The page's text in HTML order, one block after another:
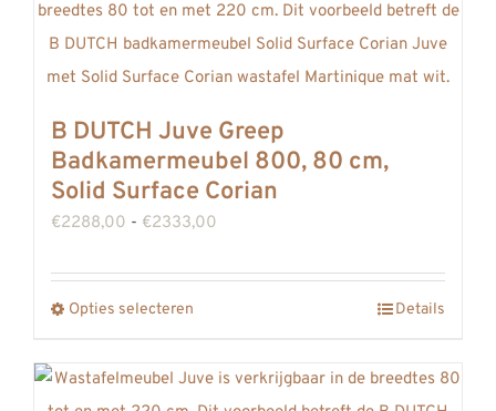
meerdere
variaties.
Deze
kan
gekozen
worden
de
B DUTCH Juve Greep
Badkamermeubel 800, 80 cm,
Solid Surface Corian
€2288,00 - €2333,00
tot
Opties selecteren
heeft
Details